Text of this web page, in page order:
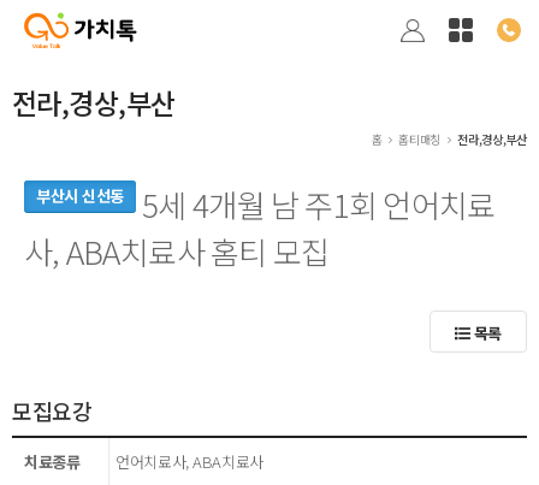
전라,경상,부산
홈 홈티매칭 전라,경상,부산
부산시 신선동
5세 4개월 남 주1회 언어치료
사, ABA치료사 홈티 모집
목록
모집요강
치료종류 언어치료사, ABA치료사